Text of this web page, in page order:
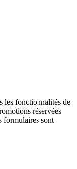
les fonctionnalités de
réservées
formulaires sont